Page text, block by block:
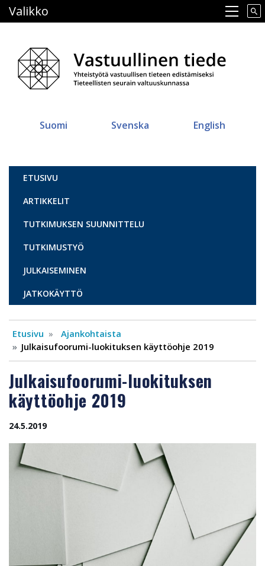
pääsisältöön
Main navigation
Valikko
Suomi Svenska English
Vastuullinen tiede
ETUSIVU
ARTIKKELIT
TUTKIMUKSEN SUUNNITTELU
TUTKIMUSTYÖ
JULKAISEMINEN
JATKOKÄYTTÖ
Etusivu
Ajankohtaista
Julkaisufoorumi-luokituksen käyttöohje 2019
Julkaisufoorumi-luokituksen
käyttöohje 2019
24.5.2019